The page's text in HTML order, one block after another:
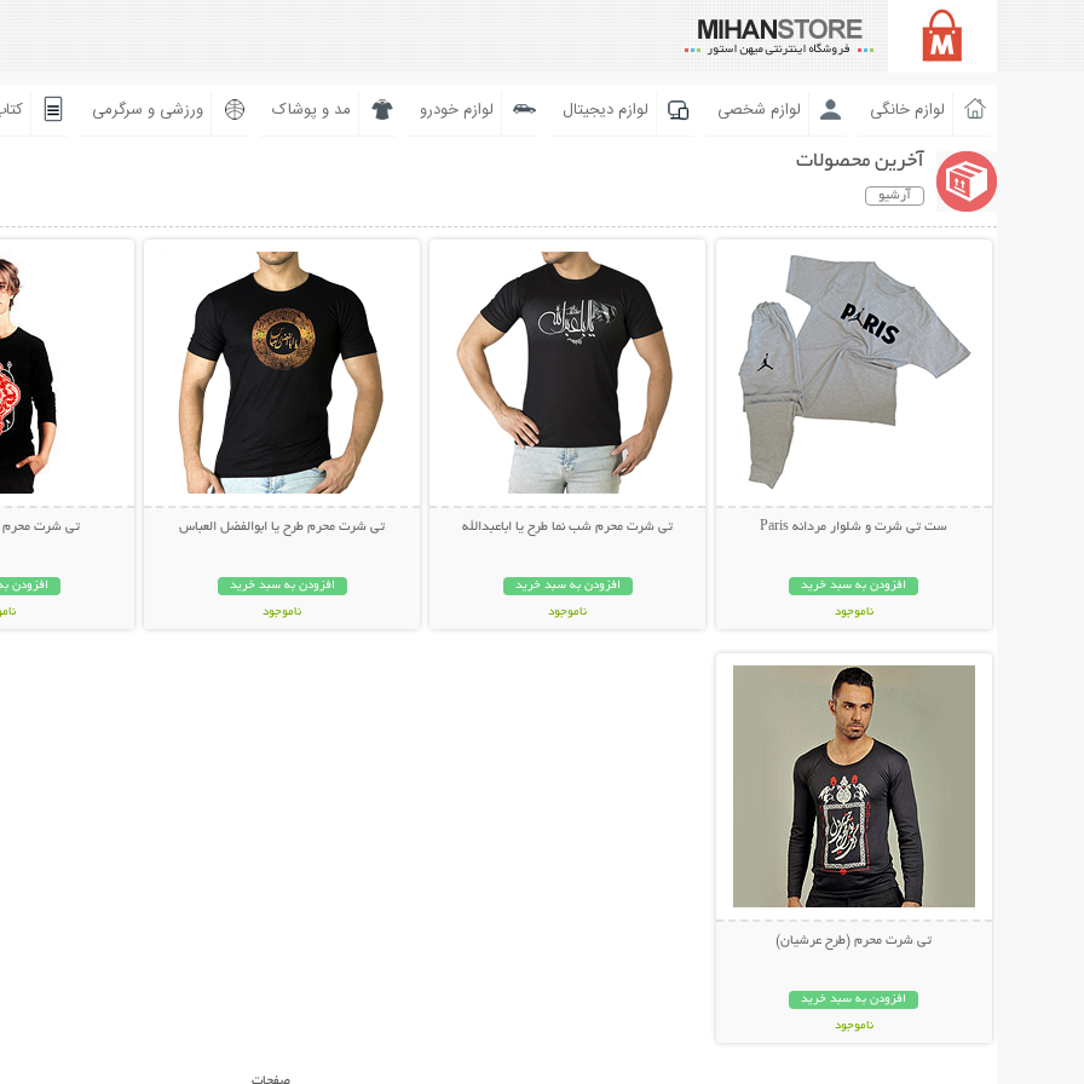
لوازم خانگی لوازم شخصی لوازم دیجیتال لوازم خودرو مد و پوشاک ورزشی و سرگرمی
آخرین محصولات
آرشیو
ست تی شرت و شلوار مردانه Paris
افزودن به سبد خرید
ناموجود
تی شرت محرم شب نما طرح یا اباعبدالله
افزودن به سبد خرید
ناموجود
تی شرت محرم طرح یا ابوالفضل العباس
افزودن به سبد خرید
ناموجود
تی شرت محرم
افزودن
تی شرت محرم (طرح عرشیان)
افزودن به سبد خرید
ناموجود